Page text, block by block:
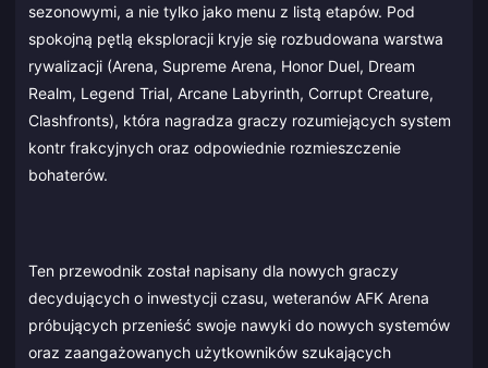
sezonowymi, a nie tylko jako menu z listą etapów. Pod
spokojną pętlą eksploracji kryje się rozbudowana warstwa
rywalizacji (Arena, Supreme Arena, Honor Duel, Dream
Realm, Legend Trial, Arcane Labyrinth, Corrupt Creature,
Clashfronts), która nagradza graczy rozumiejących system
kontr frakcyjnych oraz odpowiednie rozmieszczenie
bohaterów.
Ten przewodnik został napisany dla nowych graczy
decydujących o inwestycji czasu, weteranów AFK Arena
próbujących przenieść swoje nawyki do nowych systemów
oraz zaangażowanych użytkowników szukających